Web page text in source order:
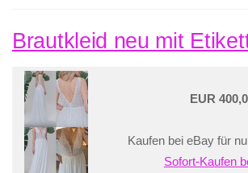
Brautkleid neu mit
EUR
Kaufen bei eBay für
Sofort-Kaufen